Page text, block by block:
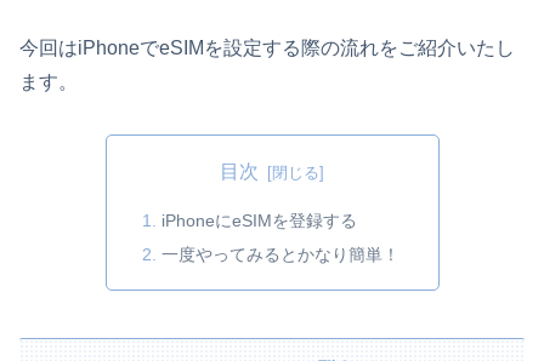
今回はiPhoneでeSIMを設定する際の流れをご紹介いたし
ます。
目次
iPhoneにeSIMを登録する
一度やってみるとかなり簡単！